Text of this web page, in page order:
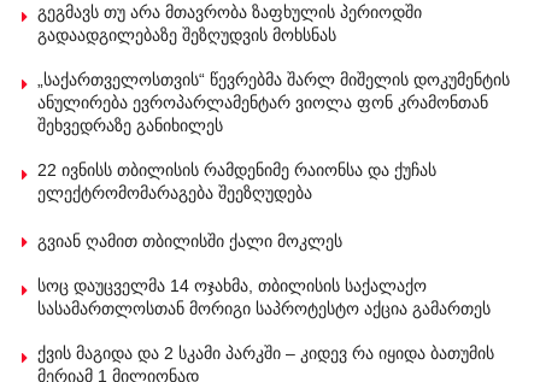
გეგმავს თუ არა მთავრობა ზაფხულის პერიოდში
გადაადგილებაზე შეზღუდვის მოხსნას
„საქართველოსთვის“ წევრებმა შარლ მიშელის დოკუმენტის
ანულირება ევროპარლამენტარ ვიოლა ფონ კრამონთან
შეხვედრაზე განიხილეს
22 ივნისს თბილისის რამდენიმე რაიონსა და ქუჩას
ელექტრომომარაგება შეეზღუდება
გვიან ღამით თბილისში ქალი მოკლეს
სოც დაუცველმა 14 ოჯახმა, თბილისის საქალაქო
სასამართლოსთან მორიგი საპროტესტო აქცია გამართეს
ქვის მაგიდა და 2 სკამი პარკში – კიდევ რა იყიდა ბათუმის
მერიამ 1 მილიონად